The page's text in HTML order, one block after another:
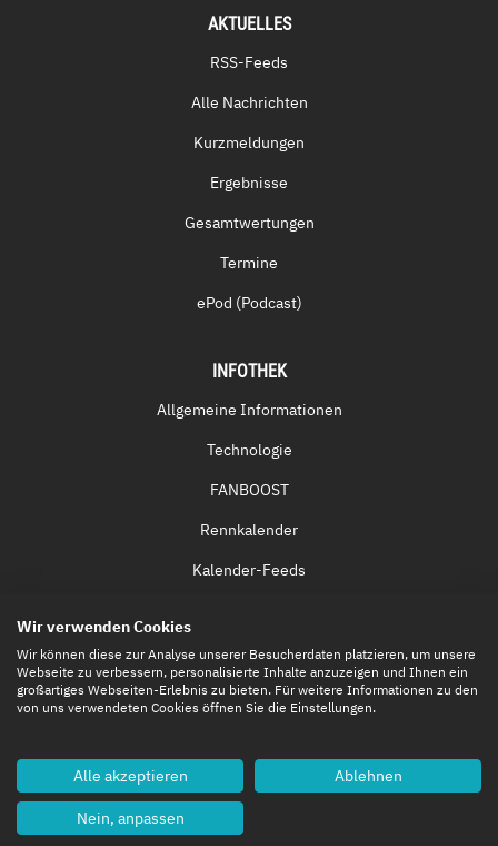
AKTUELLES
RSS-Feeds
Alle Nachrichten
Kurzmeldungen
Ergebnisse
Gesamtwertungen
Termine
ePod (Podcast)
INFOTHEK
Allgemeine Informationen
Technologie
FANBOOST
Rennkalender
Kalender-Feeds
Eintrittskarten
Wir verwenden Cookies
Wir können diese zur Analyse unserer Besucherdaten platzieren, um unsere
Webseite zu verbessern, personalisierte Inhalte anzuzeigen und Ihnen ein
großartiges Webseiten-Erlebnis zu bieten. Für weitere Informationen zu den
von uns verwendeten Cookies öffnen Sie die Einstellungen.
Alle akzeptieren Ablehnen
Nein, anpassen